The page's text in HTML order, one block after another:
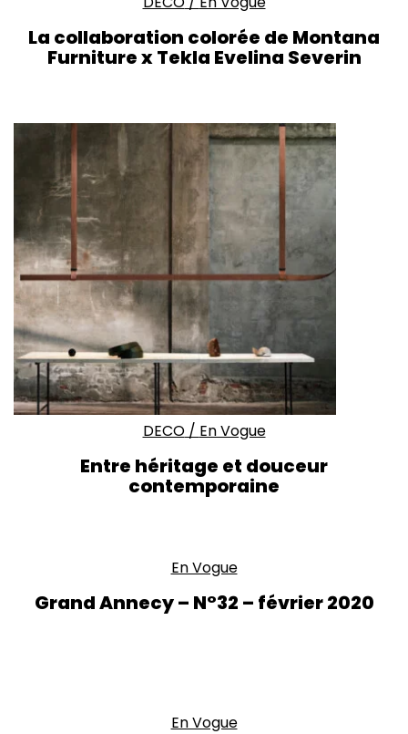
La collaboration colorée de Montana
Furniture x Tekla Evelina Severin
DECO/ En Vogue
Entre héritage et douceur
contemporaine
En Vogue
Grand Annecy – N°32 – février 2020
En Vogue